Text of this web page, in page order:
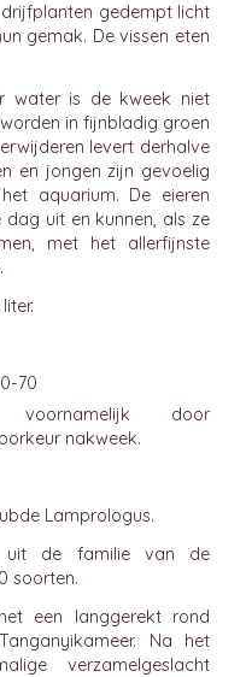
gedempt licht
gemak. De vissen eten
water is de kweek niet
in fijnbladig groen
levert derhalve
en jongen zijn gevoelig
aquarium. De eieren
uit en kunnen, als ze
met het allerfijnste
70
door
nakweek.
Lamprologus.
uit de familie van de
soorten.
een langgerekt rond
Tanganyikameer. Na het
verzamelgeslacht